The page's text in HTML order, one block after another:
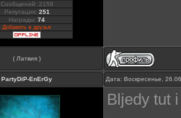
Сообщений: 2158
Репутация: 251
Награды:74
Добавить в друзья
( Латвия )
PartyDiP-EnErGy Дата: Воскресенье,
Bljedy tut